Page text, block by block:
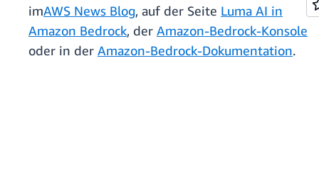
imAWS News Blog, auf der Seite Luma AI in
Amazon Bedrock, der Amazon-Bedrock-Konsole
oder in der Amazon-Bedrock-Dokumentation.